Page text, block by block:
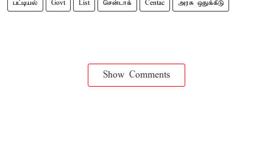
பட்டியல் Govt List சென்டாக் Centac அரசு ஒதுக்கீடு
Show Comments